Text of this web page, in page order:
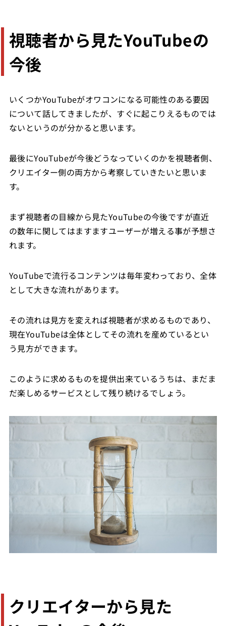
視聴者から見たYouTubeの
今後
いくつかYouTubeがオワコンになる可能性のある要因
について話してきましたが、すぐに起こりえるものでは
ないというのが分かると思います。
最後にYouTubeが今後どうなっていくのかを視聴者側、
クリエイター側の両方から考察していきたいと思いま
す。
まず視聴者の目線から見たYouTubeの今後ですが直近
の数年に関してはますますユーザーが増える事が予想さ
れます。
YouTubeで流行るコンテンツは毎年変わっており、全体
として大きな流れがあります。
その流れは見方を変えれば視聴者が求めるものであり、
現在YouTubeは全体としてその流れを産めているとい
う見方ができます。
このように求めるものを提供出来ているうちは、まだま
だ楽しめるサービスとして残り続けるでしょう。
クリエイターから見た